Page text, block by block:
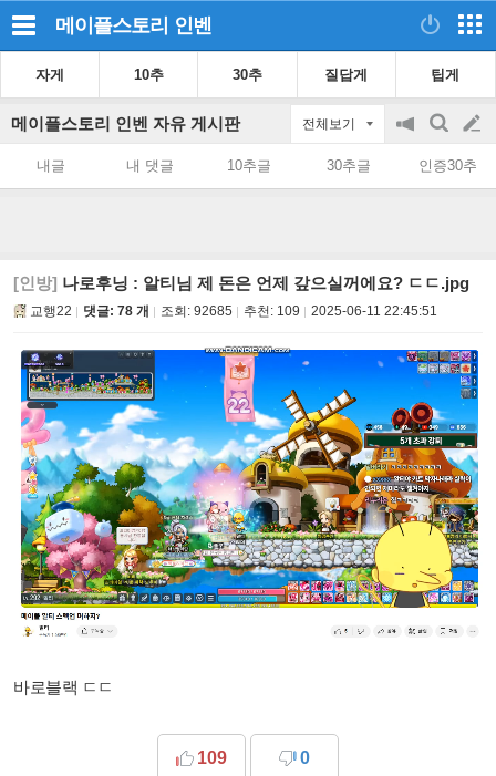
메이플스토리 인벤
자게 10추 30추 질답게 팁게
메이플스토리 인벤 자유 게시판 전체보기
공
on/off
검
색
글
쓰
내글 내 댓글 10추글 30추글 인증30추
[인방] 나로후닝 : 알티님 제 돈은 언제 갚으실꺼에요? ㄷㄷ.jpg
교행22 댓글: 78 개 조회: 92685 추천: 109 2025-06-11 22:45:51
바로블랙 ㄷ​ㄷ
109 0